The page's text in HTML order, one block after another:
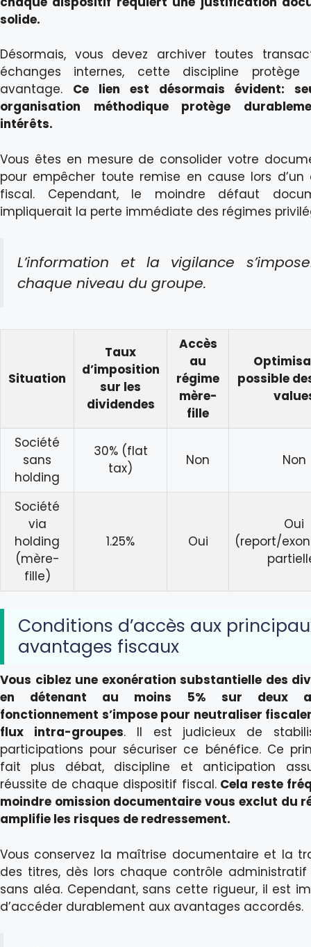
solide.
Désormais, vous devez archiver toutes
échanges internes, cette discipline protège
avantage. Ce lien est désormais évident:
organisation méthodique protège
intérêts.
Vous êtes en mesure de consolider votre
pour empêcher toute remise en cause lors d’un
fiscal. Cependant, le moindre défaut
impliquerait la perte immédiate des régimes
L’information et la vigilance
chaque niveau du groupe.
Situation
Taux
d’imposition
sur les
dividendes
Accès
au
régime
mère-
fille
possible
Société
sans
holding
30% (flat
tax)
Non Non
Société
via
holding
(mère-
fille)
1.25% Oui
Oui
(report/
Conditions d’accès aux
avantages fiscaux
Vous ciblez une exonération substantielle des
en détenant au moins 5% sur deux
fonctionnement s’impose pour neutraliser
flux intra-groupes. Il est judicieux de
participations pour sécuriser ce bénéfice. Ce
fait plus débat, discipline et anticipation
réussite de chaque dispositif fiscal.Cela reste
moindre omission documentaire vous exclut du
amplifie les risques de redressement.
Vous conservez la maîtrise documentaire et la
des titres, dès lors chaque contrôle
sans aléa. Cependant, sans cette rigueur, il est
d’accéder durablement aux avantages accordés.